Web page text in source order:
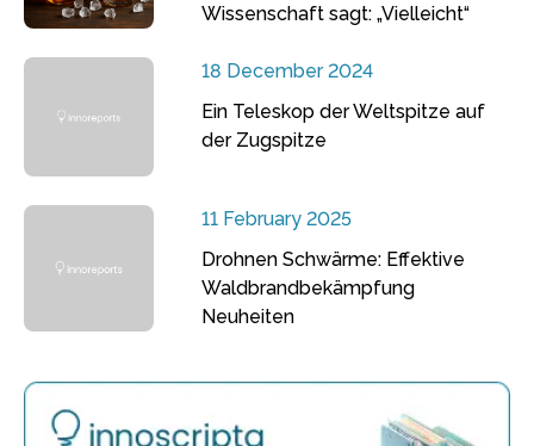
Wissenschaft sagt: „Vielleicht“
18 December 2024
Ein Teleskop der Weltspitze auf
der Zugspitze
11 February 2025
Drohnen Schwärme: Effektive
Waldbrandbekämpfung
Neuheiten